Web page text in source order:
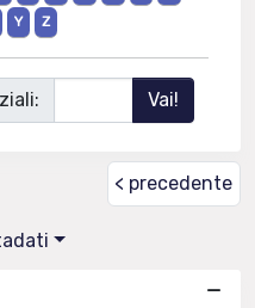
Y Z
< precedente